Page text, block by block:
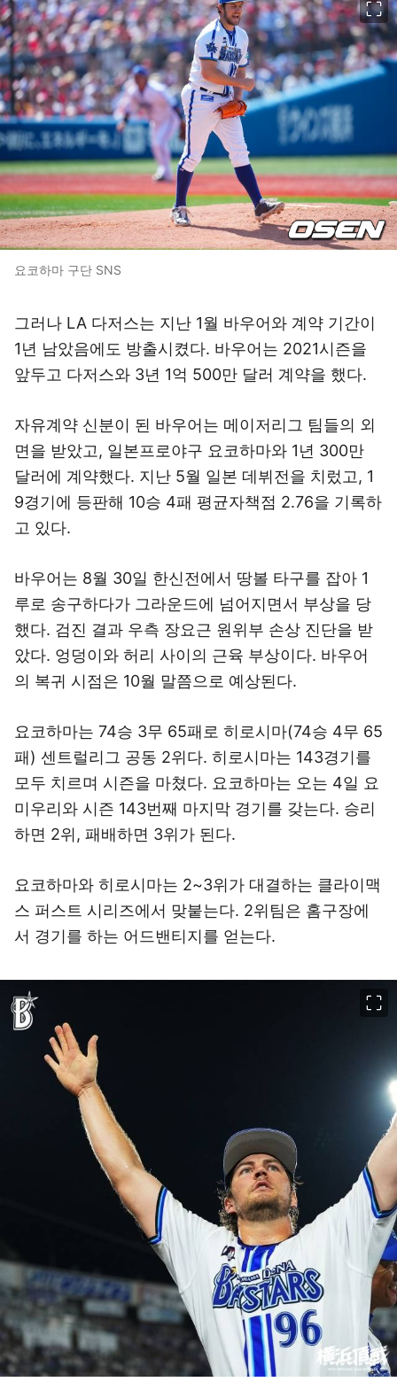
요코하마 구단 SNS
그러나 LA 다저스는 지난 1월 바우어와 계약 기간이
1년 남았음에도 방출시켰다. 바우어는 2021시즌을
앞두고 다저스와 3년 1억 500만 달러 계약을 했다.
자유계약 신분이 된 바우어는 메이저리그 팀들의 외
면을 받았고, 일본프로야구 요코하마와 1년 300만
달러에 계약했다. 지난 5월 일본 데뷔전을 치렀고, 1
9경기에 등판해 10승 4패 평균자책점 2.76을 기록하
고 있다.
바우어는 8월 30일 한신전에서 땅볼 타구를 잡아 1
루로 송구하다가 그라운드에 넘어지면서 부상을 당
했다. 검진 결과 우측 장요근 원위부 손상 진단을 받
았다. 엉덩이와 허리 사이의 근육 부상이다. 바우어
의 복귀 시점은 10월 말쯤으로 예상된다.
요코하마는 74승 3무 65패로 히로시마(74승 4무 65
패) 센트럴리그 공동 2위다. 히로시마는 143경기를
모두 치르며 시즌을 마쳤다. 요코하마는 오는 4일 요
미우리와 시즌 143번째 마지막 경기를 갖는다. 승리
하면 2위, 패배하면 3위가 된다.
요코하마와 히로시마는 2~3위가 대결하는 클라이맥
스 퍼스트 시리즈에서 맞붙는다. 2위팀은 홈구장에
서 경기를 하는 어드밴티지를 얻는다.